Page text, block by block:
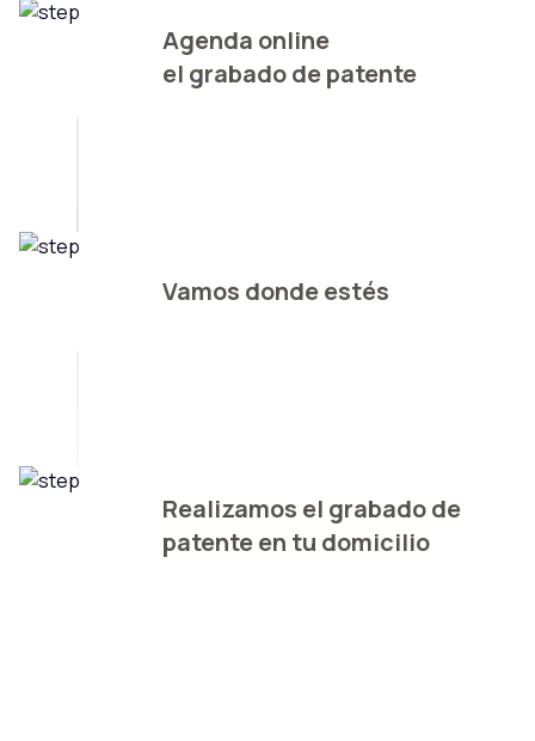
Agenda online
el grabado de patente
Vamos donde estés
Realizamos el grabado de
patente en tu domicilio